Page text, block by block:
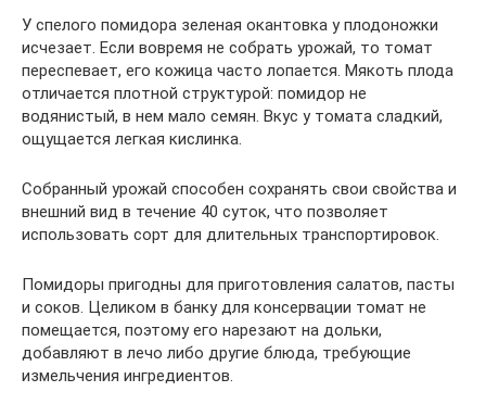
У спелого помидора зеленая окантовка у плодоножки
исчезает. Если вовремя не собрать урожай, то томат
переспевает, его кожица часто лопается. Мякоть плода
отличается плотной структурой: помидор не
водянистый, в нем мало семян. Вкус у томата сладкий,
ощущается легкая кислинка.
Собранный урожай способен сохранять свои свойства и
внешний вид в течение 40 суток, что позволяет
использовать сорт для длительных транспортировок.
Помидоры пригодны для приготовления салатов, пасты
и соков. Целиком в банку для консервации томат не
помещается, поэтому его нарезают на дольки,
добавляют в лечо либо другие блюда, требующие
измельчения ингредиентов.